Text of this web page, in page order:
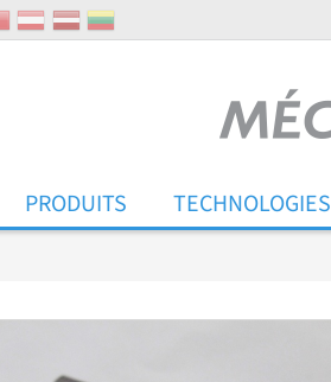
PRODUITS TECHNOLOGIES